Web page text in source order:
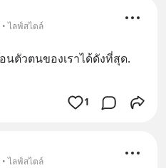
ไลฟ์สไตล์
นตัวตนของเราได้ดังที่สุด.
1
ไลฟ์สไตล์